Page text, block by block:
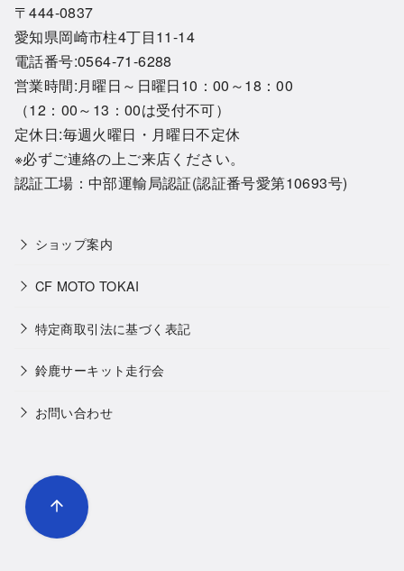
〒444-0837
愛知県岡崎市柱4丁目11-14
電話番号:0564-71-6288
営業時間:月曜日～日曜日10：00～18：00
（12：00～13：00は受付不可）
定休日:毎週火曜日・月曜日不定休
※必ずご連絡の上ご来店ください。
認証工場：中部運輸局認証(認証番号愛第10693号)
ショップ案内
CF MOTO TOKAI
特定商取引法に基づく表記
鈴鹿サーキット走行会
お問い合わせ